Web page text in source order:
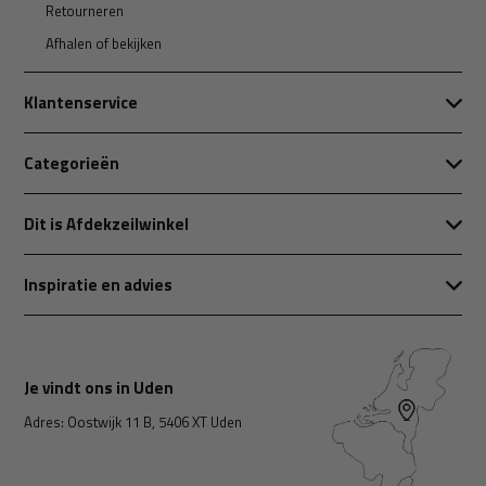
Retourneren
Afhalen of bekijken
Klantenservice
Categorieën
Dit is Afdekzeilwinkel
Inspiratie en advies
Je vindt ons in Uden
Adres: Oostwijk 11 B, 5406 XT Uden